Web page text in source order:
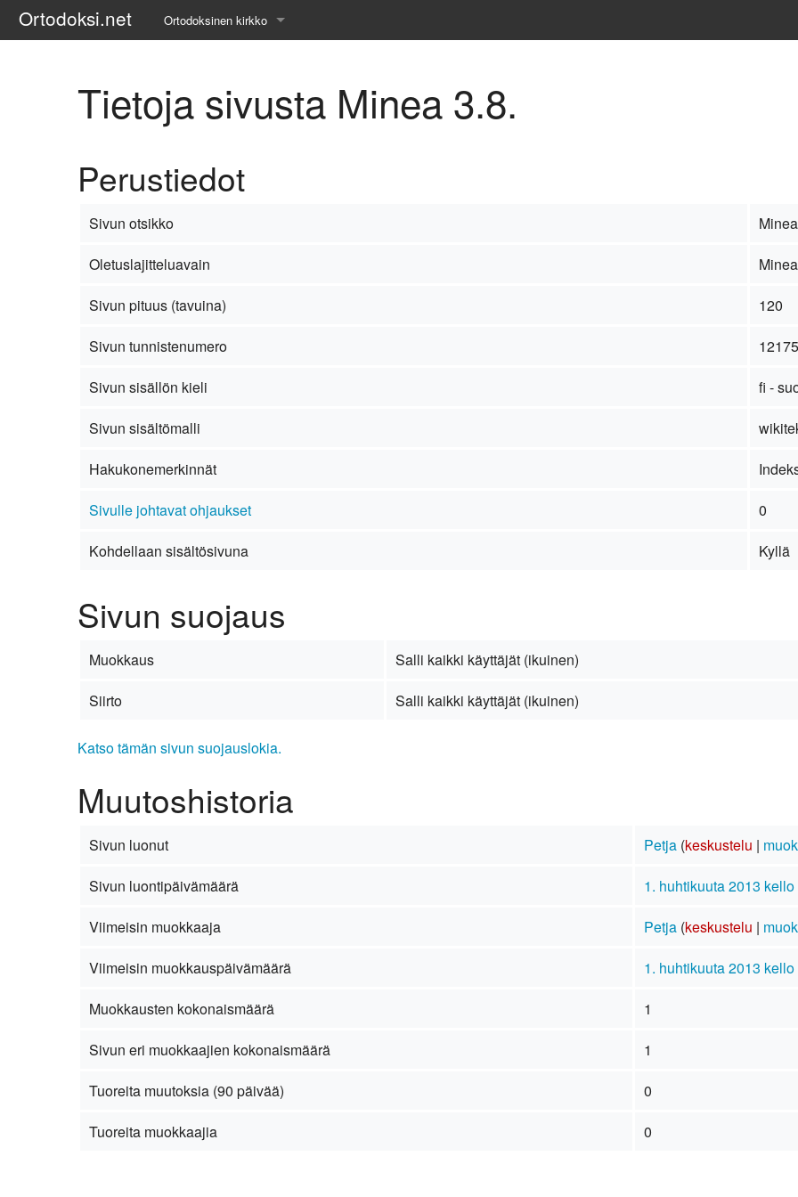
Ortodoksi.net Ortodoksinen kirkko
Liturgiset tekstit
Kirkkohistoria
Etiikka
Uskonoppi
Kirkkotaide
Pyhät ihmiset
Suomen kirkko
Kirkkoon liittyminen
Tietoja sivusta Minea 3.8.
Perustiedot
Sivun otsikko
Oletuslajitteluavain
Sivun pituus (tavuina)
120
Sivun tunnistenumero
12175
Sivun sisällön kieli
fi -
Sivun sisältömalli
Hakukonemerkinnät
Sivulle johtavat ohjaukset
0
Kohdellaan sisältösivuna
Kyllä
Sivun suojaus
Muokkaus
Salli kaikki käyttäjät (ikuinen)
Siirto
Salli kaikki käyttäjät (ikuinen)
Katso tämän sivun suojauslokia.
Muutoshistoria
Sivun luonut Petja (keskustelu |
Sivun luontipäivämäärä
1. huhtikuuta 2013
Viimeisin muokkaaja
Petja (keskustelu |
Viimeisin muokkauspäivämäärä
1. huhtikuuta 2013
Muokkausten kokonaismäärä
1
Sivun eri muokkaajien kokonaismäärä
1
Tuoreita muutoksia (90 päivää)
0
Tuoreita muokkaajia
0